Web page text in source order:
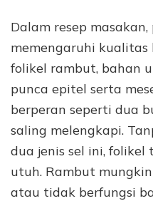
Dalam resep
memengaruhi kualitas
folikel rambut, bahan
punca epitel serta
berperan seperti dua
saling melengkapi.
dua jenis sel ini,
utuh. Rambut
atau tidak berfungsi